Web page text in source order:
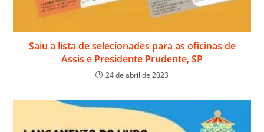
Saiu a lista de selecionades para as oficinas de
Assis e Presidente Prudente, SP
24 de abril de 2023